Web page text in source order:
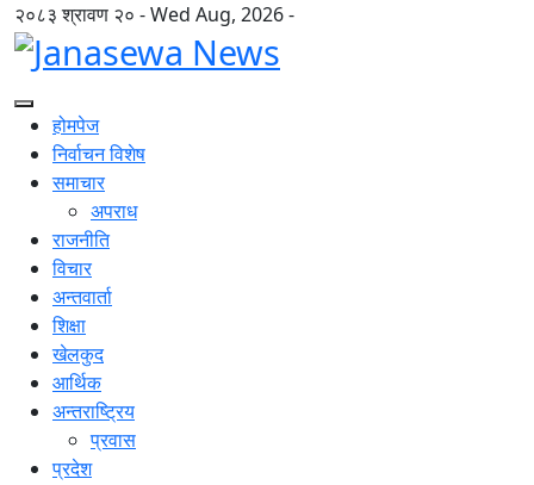
२०८३ श्रावण २० - Wed Aug, 2026 -
होमपेज
निर्वाचन विशेष
समाचार
अपराध
राजनीति
विचार
अन्तवार्ता
शिक्षा
खेलकुद
आर्थिक
अन्तराष्ट्रिय
प्रवास
प्रदेश